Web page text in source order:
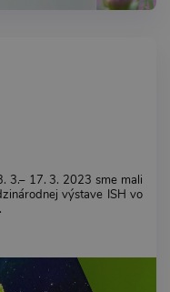
3.– 17. 3. 2023 sme mali
výstave ISH vo